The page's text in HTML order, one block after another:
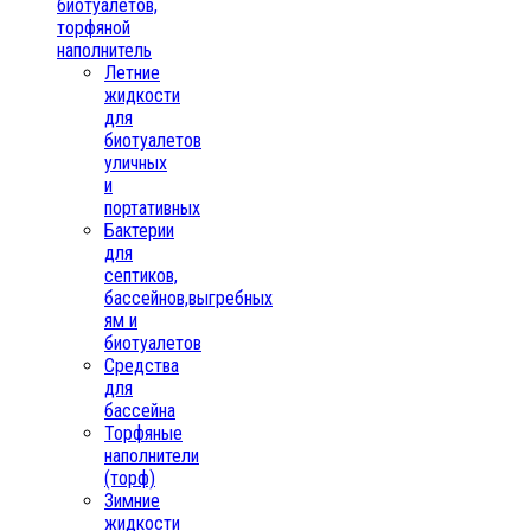
биотуалетов,
торфяной
наполнитель
Летние
жидкости
для
биотуалетов
уличных
и
портативных
Бактерии
для
септиков,
бассейнов,выгребных
ям и
биотуалетов
Средства
для
бассейна
Торфяные
наполнители
(торф)
Зимние
жидкости